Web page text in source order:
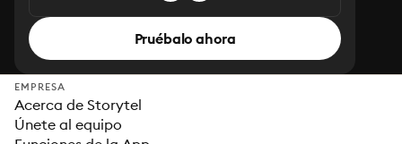
Pruébalo ahora
EMPRESA
Acerca de Storytel
Únete al equipo